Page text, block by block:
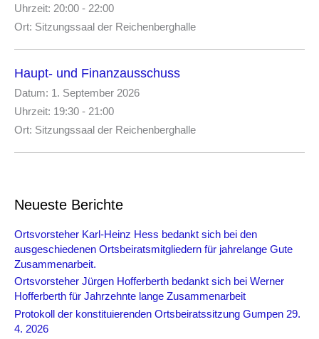
h
:
Uhrzeit: 20:00 - 22:00
Ort: Sitzungssaal der Reichenberghalle
Haupt- und Finanzausschuss
Datum: 1. September 2026
Uhrzeit: 19:30 - 21:00
Ort: Sitzungssaal der Reichenberghalle
Neueste Berichte
Ortsvorsteher Karl-Heinz Hess bedankt sich bei den
ausgeschiedenen Ortsbeiratsmitgliedern für jahrelange Gute
Zusammenarbeit.
Ortsvorsteher Jürgen Hofferberth bedankt sich bei Werner
Hofferberth für Jahrzehnte lange Zusammenarbeit
Protokoll der konstituierenden Ortsbeiratssitzung Gumpen 29.
4. 2026